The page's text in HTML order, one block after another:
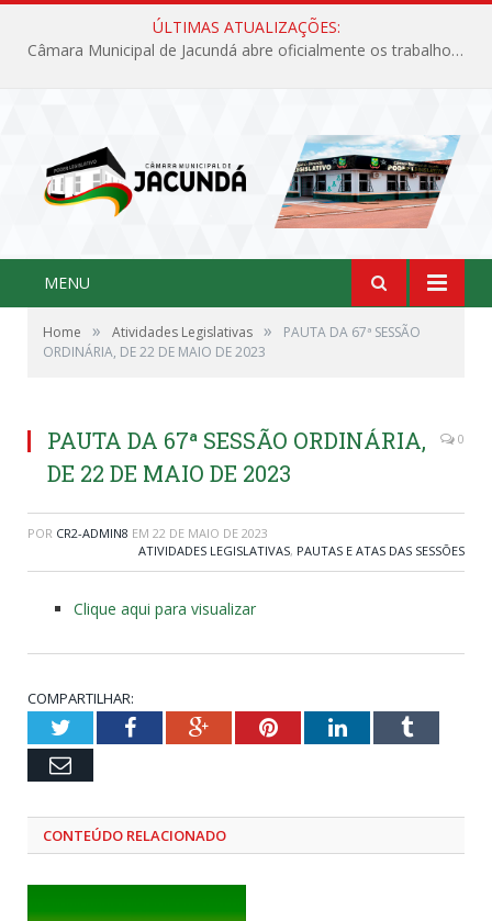
ÚLTIMAS ATUALIZAÇÕES:
Câmara Municipal de Jacundá abre oficialmente os trabalhos legislativos de 2026
MENU
Home » Atividades Legislativas »
PAUTA DA 67ª SESSÃO
ORDINÁRIA, DE 22 DE MAIO DE 2023
PAUTA DA 67ª SESSÃO ORDINÁRIA,
DE 22 DE MAIO DE 2023
0
POR CR2-ADMIN8 EM 22 DE MAIO DE 2023
ATIVIDADES LEGISLATIVAS, PAUTAS E ATAS DAS SESSÕES
Clique aqui para visualizar
COMPARTILHAR:
TwitterFacebookGoogle+PinterestLinkedInTumblr
Email
CONTEÚDO RELACIONADO